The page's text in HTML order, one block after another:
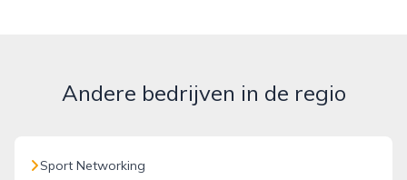
Andere bedrijven in de regio
Sport Networking